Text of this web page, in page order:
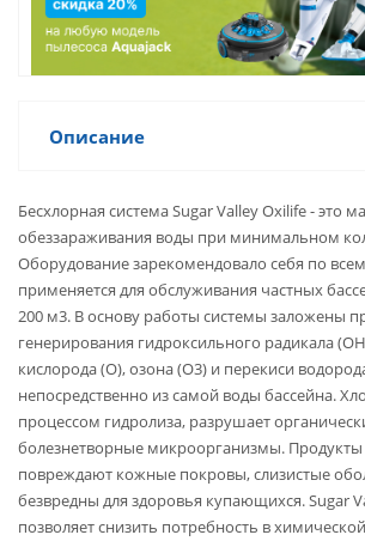
Описание
Бесхлорная система Sugar Valley Oxilife - это
обеззараживания воды при минимальном
Оборудование зарекомендовало себя по
применяется для обслуживания частных
200 м3. В основу работы системы заложены
генерирования гидроксильного радикала
кислорода (О), озона (О3) и перекиси
непосредственно из самой воды бассейна.
процессом гидролиза, разрушает
болезнетворные микроорганизмы.
повреждают кожные покровы, слизистые
безвредны для здоровья купающихся. Sugar
позволяет снизить потребность в